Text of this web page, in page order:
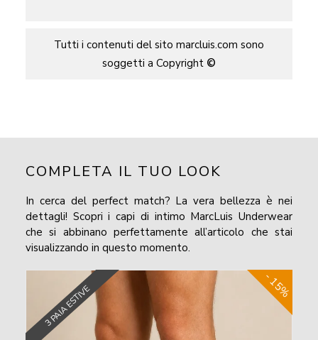
Tutti i contenuti del sito marcluis.com sono
soggetti a Copyright ©
COMPLETA IL TUO LOOK
In cerca del perfect match? La vera bellezza è nei
dettagli! Scopri i capi di intimo MarcLuis Underwear
che si abbinano perfettamente all’articolo che stai
visualizzando in questo momento.
3 PAIA ESTIVE - 15%